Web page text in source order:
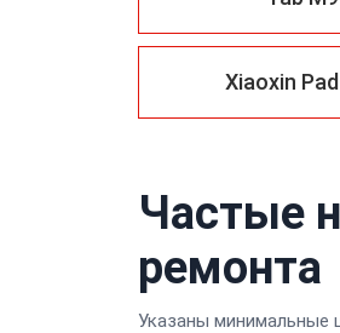
Xiaoxin
Частые
ремонта
Указаны минимальные